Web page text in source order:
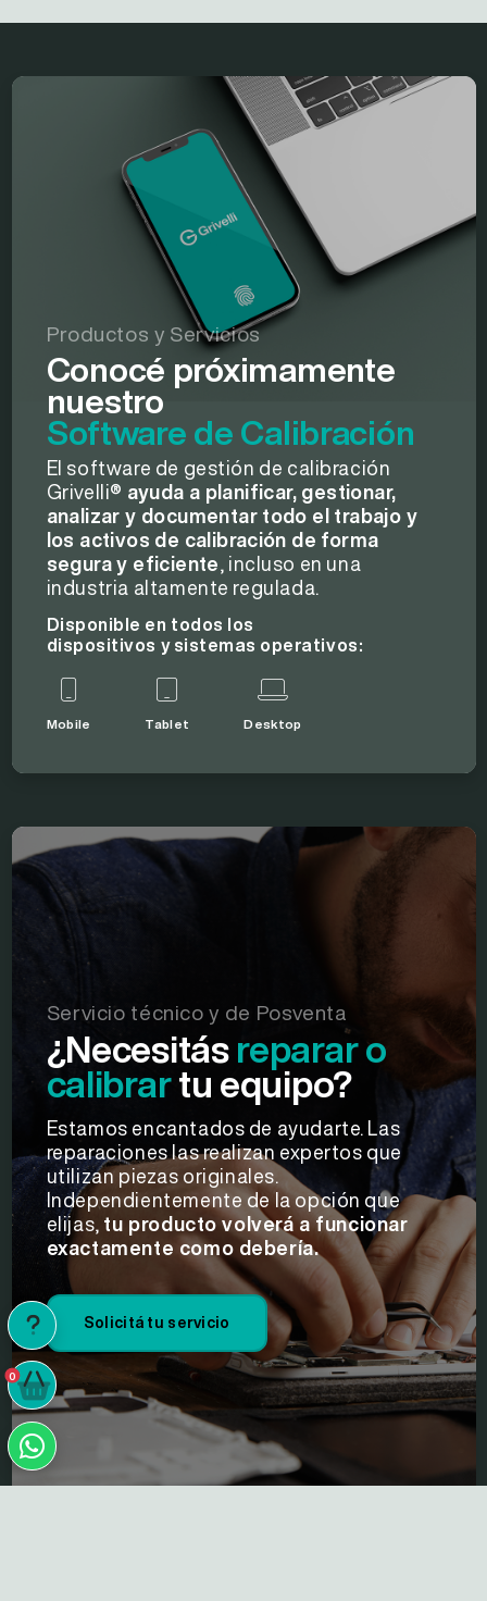
0
0
Productos y Servicios
Conocé próximamente
nuestro
Software de Calibración
El software de gestión de calibración
Grivelli® ayuda a planificar, gestionar,
analizar y documentar todo el trabajo y
los activos de calibración de forma
segura y eficiente , incluso en una
industria altamente regulada.
Disponible en todos los
dispositivos y sistemas operativos:
Mobile Tablet Desktop
Servicio técnico y de Posventa
¿Necesitás reparar o
calibrar tu equipo?
Estamos encantados de ayudarte. Las
reparaciones las realizan expertos que
utilizan piezas originales.
Independientemente de la opción que
elijas, tu producto volverá a funcionar
exactamente como debería.
Solicitá tu servicio